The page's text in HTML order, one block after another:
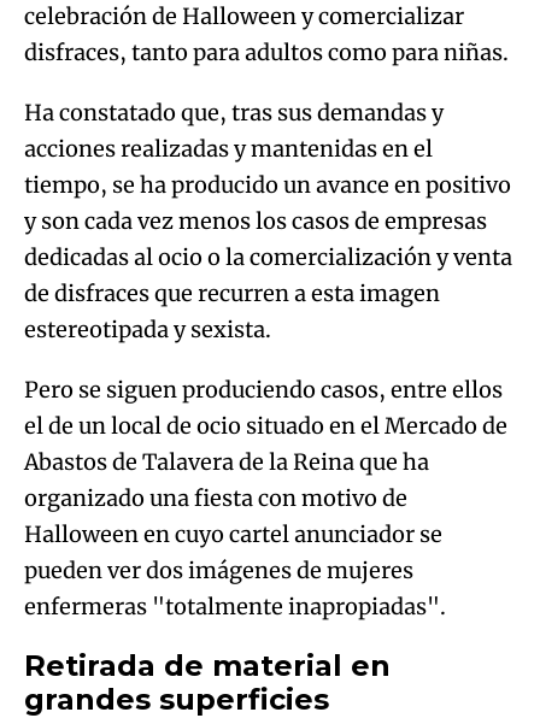
celebración de Halloween y comercializar
disfraces, tanto para adultos como para niñas.
Ha constatado que, tras sus demandas y
acciones realizadas y mantenidas en el
tiempo, se ha producido un avance en positivo
y son cada vez menos los casos de empresas
dedicadas al ocio o la comercialización y venta
de disfraces que recurren a esta imagen
estereotipada y sexista.
Pero se siguen produciendo casos, entre ellos
el de un local de ocio situado en el Mercado de
Abastos de Talavera de la Reina que ha
organizado una fiesta con motivo de
Halloween en cuyo cartel anunciador se
pueden ver dos imágenes de mujeres
enfermeras "totalmente inapropiadas".
Retirada de material en
grandes superficies